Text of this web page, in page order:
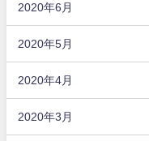
2020年6月
2020年5月
2020年4月
2020年3月